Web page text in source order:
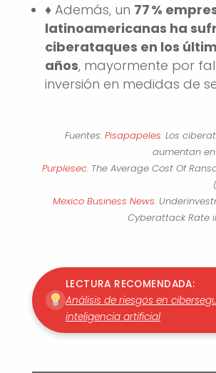
♦️ Además, un 77 %
latinoamericanas ha
ciberataques en los
años, mayormente por
inversión en medidas de
Fuentes:Pisapapeles. Los
aumentan
Purplesec. The Average Cost Of
Mexico Business News.
Cyberattack Rate
LECTURA RECOMENDADA:
Análisis de riesgos en
inteligencia artificial